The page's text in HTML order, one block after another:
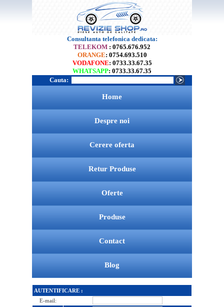
Consultanta telefonica dedicata:
TELEKOM : 0765.676.952
ORANGE: 0754.693.510
VODAFONE: 0733.33.67.35
WHATSAPP: 0733.33.67.35
Cauta:
Home
Despre noi
Cerere oferta
Retur Produse
Oferte
Produse
Contact
Blog
AUTENTIFICARE :
E-mail: